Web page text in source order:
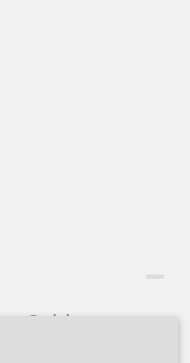
Gold
Gold zijn katoenen